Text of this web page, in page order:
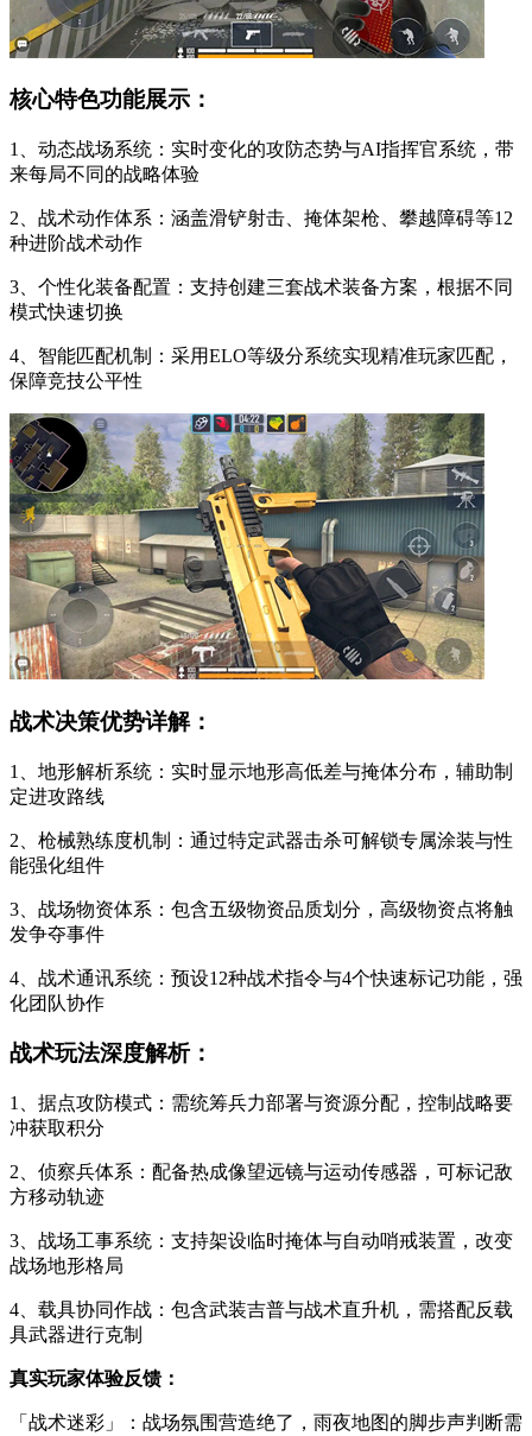
核心特色功能展示：
1、动态战场系统：实时变化的攻防态势与AI指挥官系统，带
来每局不同的战略体验
2、战术动作体系：涵盖滑铲射击、掩体架枪、攀越障碍等12
种进阶战术动作
3、个性化装备配置：支持创建三套战术装备方案，根据不同
模式快速切换
4、智能匹配机制：采用ELO等级分系统实现精准玩家匹配，
保障竞技公平性
战术决策优势详解：
1、地形解析系统：实时显示地形高低差与掩体分布，辅助制
定进攻路线
2、枪械熟练度机制：通过特定武器击杀可解锁专属涂装与性
能强化组件
3、战场物资体系：包含五级物资品质划分，高级物资点将触
发争夺事件
4、战术通讯系统：预设12种战术指令与4个快速标记功能，强
化团队协作
战术玩法深度解析：
1、据点攻防模式：需统筹兵力部署与资源分配，控制战略要
冲获取积分
2、侦察兵体系：配备热成像望远镜与运动传感器，可标记敌
方移动轨迹
3、战场工事系统：支持架设临时掩体与自动哨戒装置，改变
战场地形格局
4、载具协同作战：包含武装吉普与战术直升机，需搭配反载
具武器进行克制
真实玩家体验反馈：
「战术迷彩」：战场氛围营造绝了，雨夜地图的脚步声判断需